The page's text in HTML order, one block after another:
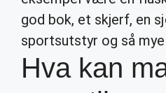
god bok, et skjerf, en
sportsutstyr og så
Hva kan